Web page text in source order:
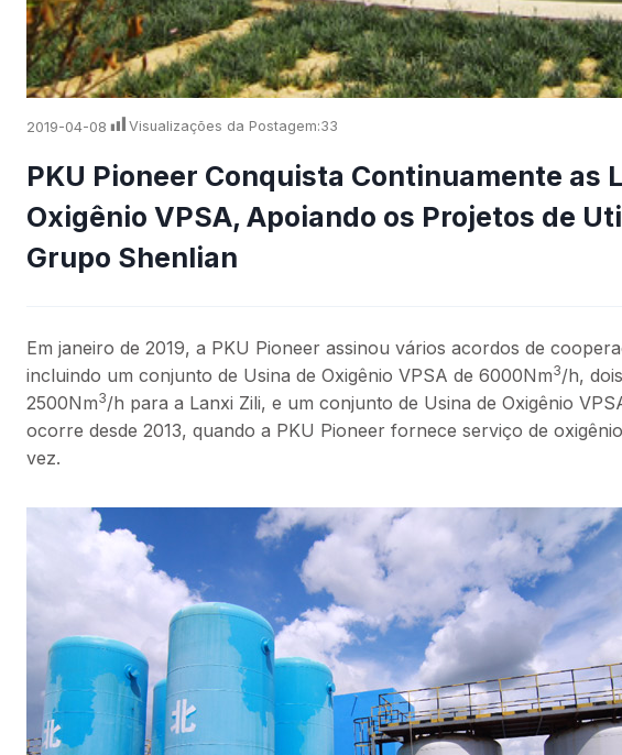
2019-04-08 Visualizações da Postagem:33
PKU Pioneer Conquista Continuamente as
Oxigênio VPSA, Apoiando os Projetos de
Grupo Shenlian
Em janeiro de 2019, a PKU Pioneer assinou vários acordos de
incluindo um conjunto de Usina de Oxigênio VPSA de 6000Nm3/h,
2500Nm3/h para a Lanxi Zili, e um conjunto de Usina de Oxigênio
ocorre desde 2013, quando a PKU Pioneer fornece serviço de
vez.